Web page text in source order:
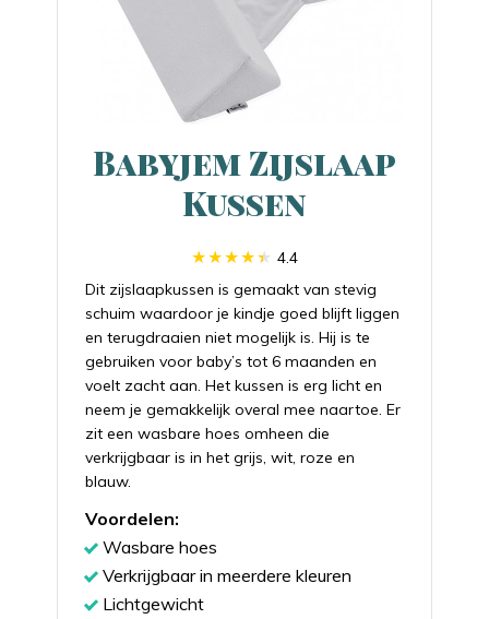
Babyjem Zijslaap
Kussen
4.4
Dit zijslaapkussen is gemaakt van stevig
schuim waardoor je kindje goed blijft liggen
en terugdraaien niet mogelijk is. Hij is te
gebruiken voor baby’s tot 6 maanden en
voelt zacht aan. Het kussen is erg licht en
neem je gemakkelijk overal mee naartoe. Er
zit een wasbare hoes omheen die
verkrijgbaar is in het grijs, wit, roze en
blauw.
Voordelen:
Wasbare hoes
Verkrijgbaar in meerdere kleuren
Lichtgewicht